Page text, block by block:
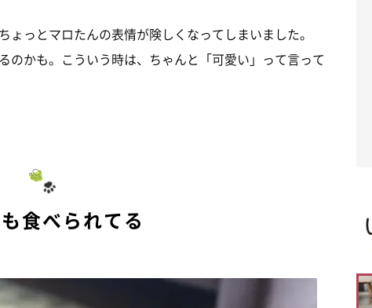
っとマロたんの表情が険しくなってしまいました。
のかも。こういう時は、ちゃんと「可愛い」って言って
食べられてる